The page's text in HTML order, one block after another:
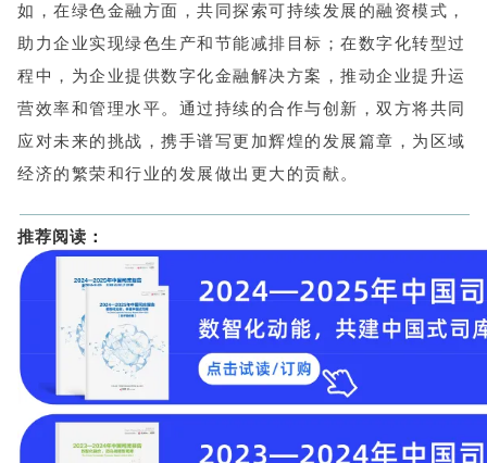
如，在绿色金融方面，共同探索可持续发展的融资模式，
助力企业实现绿色生产和节能减排目标；在数字化转型过
程中，为企业提供数字化金融解决方案，推动企业提升运
营效率和管理水平。通过持续的合作与创新，双方将共同
应对未来的挑战，携手谱写更加辉煌的发展篇章，为区域
经济的繁荣和行业的发展做出更大的贡献。
推荐阅读 ：